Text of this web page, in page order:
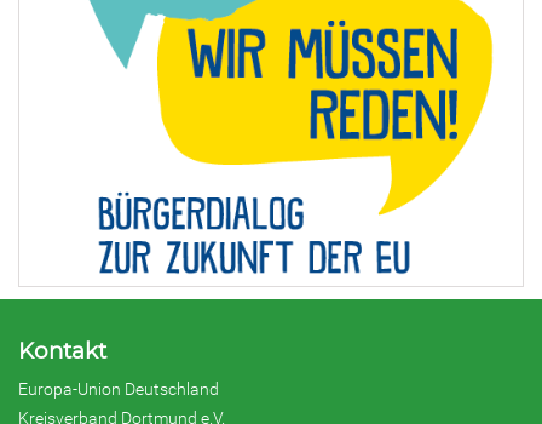
Kontakt
Europa-Union Deutschland
Kreisverband Dortmund e.V.